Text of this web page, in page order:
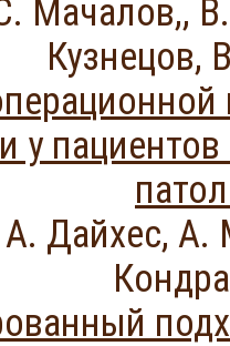
Мачалов,,
Кузнецов,
у
Дайхес,